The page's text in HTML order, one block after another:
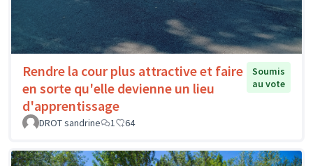
Rendre la cour plus attractive et faire
en sorte qu'elle devienne un lieu
d'apprentissage
Soumis
au vote
DROT sandrine 1 64